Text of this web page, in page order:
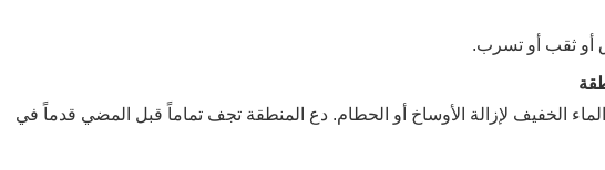
أو ثقب أو تسرب.
الخفيف لإزالة الأوساخ أو الحطام. دع المنطقة تجف تماماً قبل المضي قدماً في